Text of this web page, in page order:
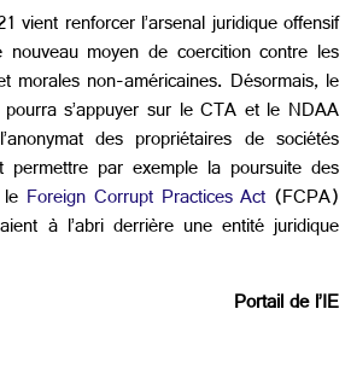
vient renforcer l’arsenal juridique offensif
moyen de coercition contre les
morales non-américaines. Désormais, le
s’appuyer sur le CTA et le NDAA
des propriétaires de sociétés
par exemple la poursuite des
Foreign Corrupt Practices Act (FCPA)
à l’abri derrière une entité juridique
Portail de l’IE